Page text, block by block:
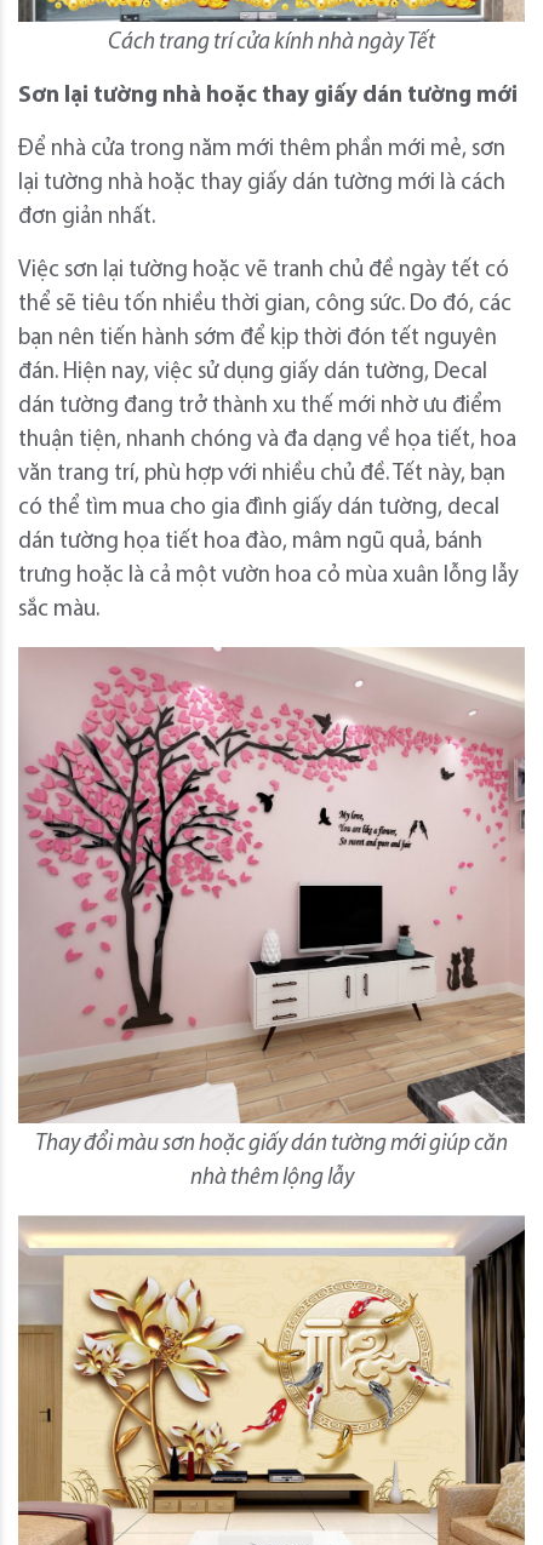
Cách trang trí cửa kính nhà ngày Tết
Sơn lại tường nhà hoặc thay giấy dán tường mới
Để nhà cửa trong năm mới thêm phần mới mẻ, sơn
lại tường nhà hoặc thay giấy dán tường mới là cách
đơn giản nhất.
Việc sơn lại tường hoặc vẽ tranh chủ đề ngày tết có
thể sẽ tiêu tốn nhiều thời gian, công sức. Do đó, các
bạn nên tiến hành sớm để kịp thời đón tết nguyên
đán. Hiện nay, việc sử dụng giấy dán tường, Decal
dán tường đang trở thành xu thế mới nhờ ưu điểm
thuận tiện, nhanh chóng và đa dạng về họa tiết, hoa
văn trang trí, phù hợp với nhiều chủ đề. Tết này, bạn
có thể tìm mua cho gia đình giấy dán tường, decal
dán tường họa tiết hoa đào, mâm ngũ quả, bánh
trưng hoặc là cả một vườn hoa cỏ mùa xuân lỗng lẫy
sắc màu.
Thay đổi màu sơn hoặc giấy dán tường mới giúp căn
nhà thêm lộng lẫy